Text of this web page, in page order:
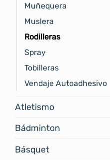
Muñequera
Muslera
Rodilleras
Spray
Tobilleras
Vendaje Autoadhesivo
Atletismo
Bádminton
Básquet